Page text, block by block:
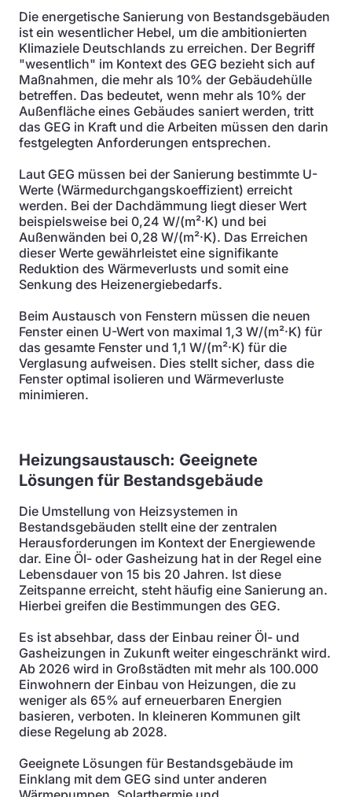
Die energetische Sanierung von Bestandsgebäuden
ist ein wesentlicher Hebel, um die ambitionierten
Klimaziele Deutschlands zu erreichen. Der Begriff
"wesentlich" im Kontext des GEG bezieht sich auf
Maßnahmen, die mehr als 10% der Gebäudehülle
betreffen. Das bedeutet, wenn mehr als 10% der
Außenfläche eines Gebäudes saniert werden, tritt
das GEG in Kraft und die Arbeiten müssen den darin
festgelegten Anforderungen entsprechen.
Laut GEG müssen bei der Sanierung bestimmte U-
Werte (Wärmedurchgangskoeffizient) erreicht
werden. Bei der Dachdämmung liegt dieser Wert
beispielsweise bei 0,24 W/(m²·K) und bei
Außenwänden bei 0,28 W/(m²·K). Das Erreichen
dieser Werte gewährleistet eine signifikante
Reduktion des Wärmeverlusts und somit eine
Senkung des Heizenergiebedarfs.
Beim Austausch von Fenstern müssen die neuen
Fenster einen U-Wert von maximal 1,3 W/(m²·K) für
das gesamte Fenster und 1,1 W/(m²·K) für die
Verglasung aufweisen. Dies stellt sicher, dass die
Fenster optimal isolieren und Wärmeverluste
minimieren.
Heizungsaustausch: Geeignete
Lösungen für Bestandsgebäude
Die Umstellung von Heizsystemen in
Bestandsgebäuden stellt eine der zentralen
Herausforderungen im Kontext der Energiewende
dar. Eine Öl- oder Gasheizung hat in der Regel eine
Lebensdauer von 15 bis 20 Jahren. Ist diese
Zeitspanne erreicht, steht häufig eine Sanierung an.
Hierbei greifen die Bestimmungen des GEG.
Es ist absehbar, dass der Einbau reiner Öl- und
Gasheizungen in Zukunft weiter eingeschränkt wird.
Ab 2026 wird in Großstädten mit mehr als 100.000
Einwohnern der Einbau von Heizungen, die zu
weniger als 65% auf erneuerbaren Energien
basieren, verboten. In kleineren Kommunen gilt
diese Regelung ab 2028.
Geeignete Lösungen für Bestandsgebäude im
Einklang mit dem GEG sind unter anderen